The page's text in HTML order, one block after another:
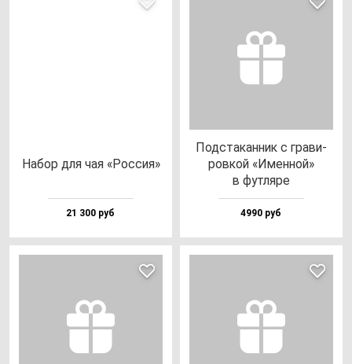
Набор для чая «Рос­сия»
21 300 руб
Под­ста­кан­ник с гра­ви­
ров­кой «Имен­ной»
в фут­ля­ре
4990 руб